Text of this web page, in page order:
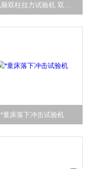
*童床落下冲击试验机